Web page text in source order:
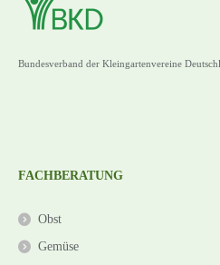
Bundesverband der Kleingartenvereine
FACHBERATUNG
Obst
Gemüse